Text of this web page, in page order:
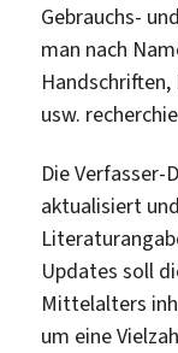
Gebrauchs-
man nach
usw.
Die
aktualisiert
Updates soll
Mittelalters
um eine